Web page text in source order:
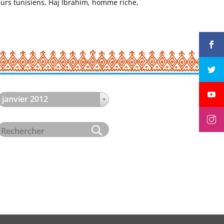
tunisiens, Haj Ibrahim, homme riche,
janvier 2012